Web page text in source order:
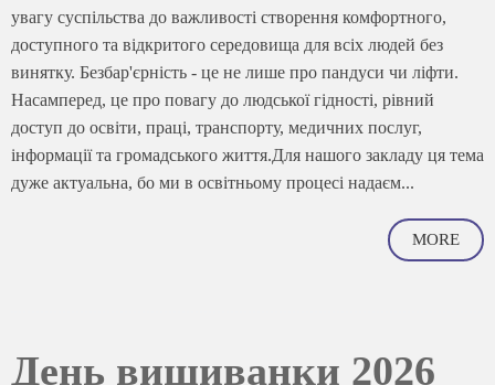
увагу суспільства до важливості створення комфортного,
доступного та відкритого середовища для всіх людей без
винятку. Безбар'єрність - це не лише про пандуси чи ліфти.
Насамперед, це про повагу до людської гідності, рівний
доступ до освіти, праці, транспорту, медичних послуг,
інформації та громадського життя.Для нашого закладу ця тема
дуже актуальна, бо ми в освітньому процесі надаєм...
MORE
День вишиванки 2026